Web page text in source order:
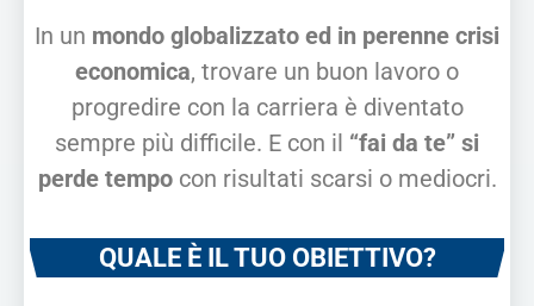
In un mondo globalizzato ed in perenne crisi
economica, trovare un buon lavoro o
progredire con la carriera è diventato
sempre più difficile. E con il “fai da te” si
perde tempocon risultati scarsi o mediocri.
QUALE È IL TUO OBIETTIVO?